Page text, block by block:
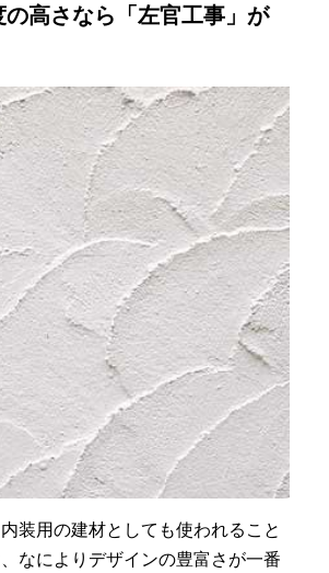
の高さなら「左官工事」が
装用の建材としても使われること
なによりデザインの豊富さが一番